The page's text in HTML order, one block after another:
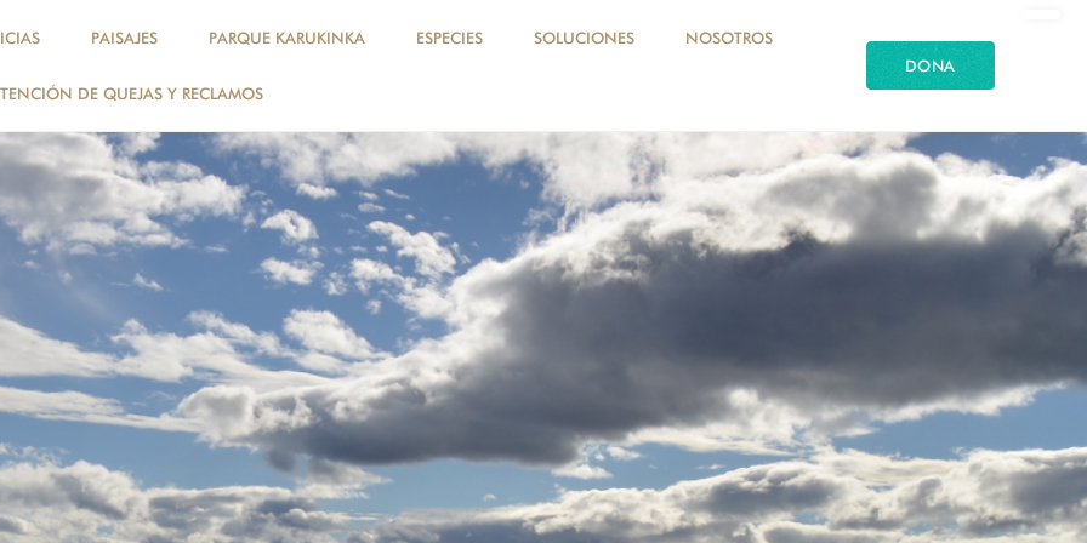
PAISAJES PARQUE KARUKINKA ESPECIES SOLUCIONES NOSOTROS
DE QUEJAS Y RECLAMOS
DONA